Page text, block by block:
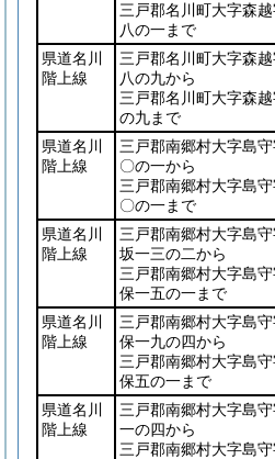
三戸郡名川町大字森
八の一まで
県道名川
階上線
三戸郡名川町大字森
八の九から
三戸郡名川町大字森
の九まで
県道名川
階上線
三戸郡南郷村大字島
〇の一から
三戸郡南郷村大字島
〇の一まで
県道名川
階上線
三戸郡南郷村大字島
坂一三の二から
三戸郡南郷村大字島守
保一五の一まで
県道名川
階上線
三戸郡南郷村大字島守
保一九の四から
三戸郡南郷村大字島守
保五の一まで
県道名川
階上線
三戸郡南郷村大字島
一の四から
三戸郡南郷村大字島